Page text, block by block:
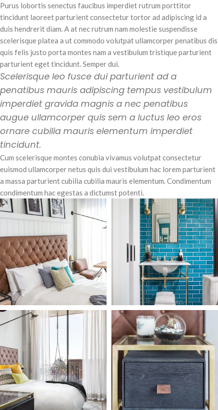
Purus lobortis senectus faucibus imperdiet rutrum porttitor
tincidunt laoreet parturient consectetur tortor ad adipiscing id a
duis hendrerit diam. A at nec rutrum nam molestie suspendisse
scelerisque platea a ut commodo volutpat ullamcorper penatibus dis
quis felis justo porta montes nam a vestibulum tristique parturient
parturient eget tincidunt. Semper dui.
Scelerisque leo fusce dui parturient ad a
penatibus mauris adipiscing tempus vestibulum
imperdiet gravida magnis a nec penatibus
augue ullamcorper quis sem a luctus leo eros
ornare cubilia mauris elementum imperdiet
tincidunt.
Cum scelerisque montes conubia vivamus volutpat consectetur
euismod ullamcorper netus quis dui vestibulum hac lorem parturient
a massa parturient cubilia cubilia mauris elementum. Condimentum
condimentum hac egestas a dictumst potenti.